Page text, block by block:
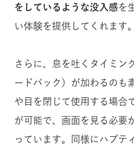
をしているような没入感を
い体験を提供してくれます。
さらに、息を吐くタイミン
ードバック）が加わるのも
や目を閉じて使用する場合
が可能で、画面を見る必要
っています。同様にハプテ